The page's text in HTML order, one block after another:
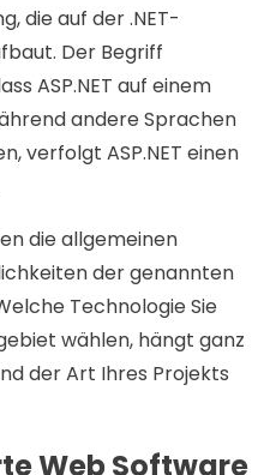
die auf der .NET-
Der Begriff
ASP.NET auf einem
andere Sprachen
verfolgt ASP.NET einen
die allgemeinen
der genannten
Technologie Sie
wählen, hängt ganz
der Art Ihres Projekts
Web Software